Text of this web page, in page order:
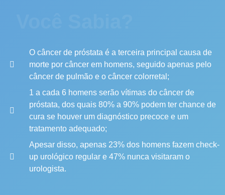
O câncer de próstata é a terceira principal causa de
morte por câncer em homens, seguido apenas pelo
câncer de pulmão e o câncer colorretal;
1 a cada 6 homens serão vítimas do câncer de
próstata, dos quais 80% a 90% podem ter chance de
cura se houver um diagnóstico precoce e um
tratamento adequado;
Apesar disso, apenas 23% dos homens fazem check-
up urológico regular e 47% nunca visitaram o
urologista.